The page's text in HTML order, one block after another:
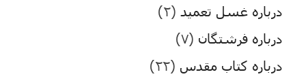
درباره غسل تعمید (۲)
درباره فرشتگان (۷)
درباره کتاب مقدس (۲۲)